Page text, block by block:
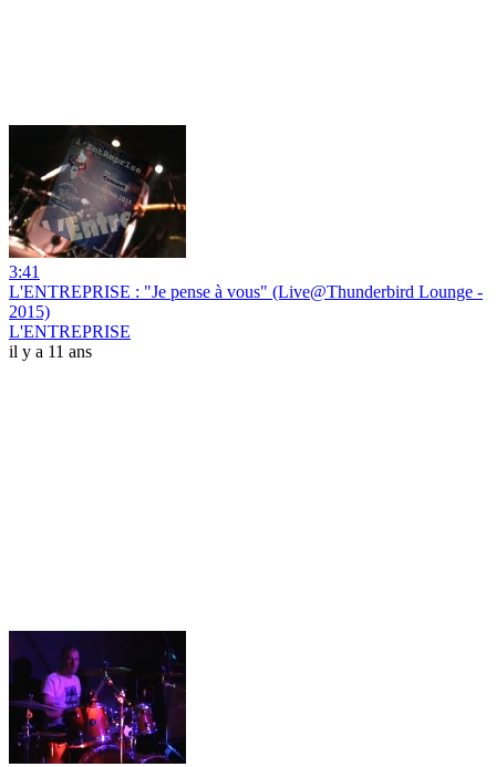
3:41
L'ENTREPRISE : "Je pense à vous" (Live@Thunderbird Lounge -
2015)
L'ENTREPRISE
il y a 11 ans